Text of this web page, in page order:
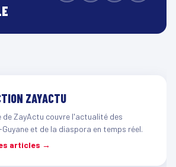
ZAYACTU
de ZayActu couvre l'actualité des
et de la diaspora en temps réel.
articles →